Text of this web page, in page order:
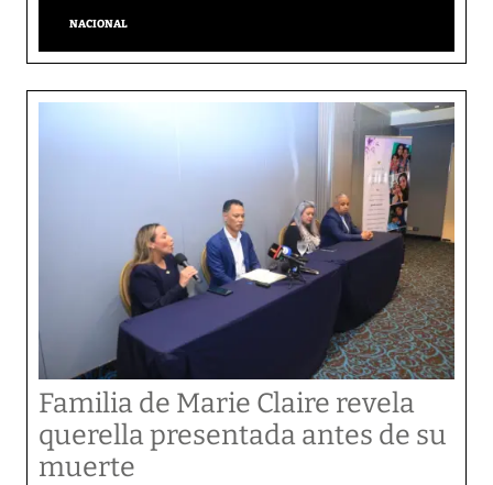
NACIONAL
Familia de Marie Claire revela
querella presentada antes de su
muerte